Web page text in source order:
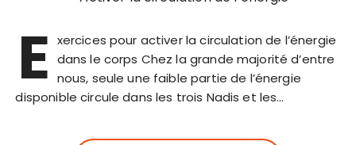
E xercices pour activer la circulation de l’énergie
dans le corps Chez la grande majorité d’entre
nous, seule une faible partie de l’énergie
disponible circule dans les trois Nadis et les…